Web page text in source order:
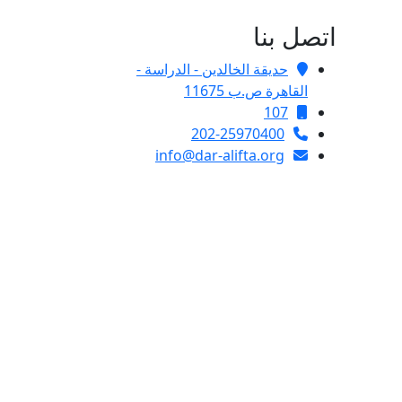
اتصل بنا
حديقة الخالدين - الدراسة -
القاهرة ص.ب 11675
107
202-25970400
info@dar-alifta.org